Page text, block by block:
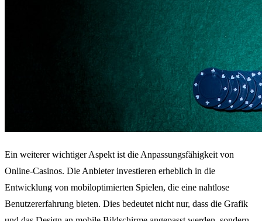
Ein weiterer wichtiger Aspekt ist die Anpassungsfähigkeit von
Online-Casinos. Die Anbieter investieren erheblich in die
Entwicklung von mobiloptimierten Spielen, die eine nahtlose
Benutzererfahrung bieten. Dies bedeutet nicht nur, dass die Grafik